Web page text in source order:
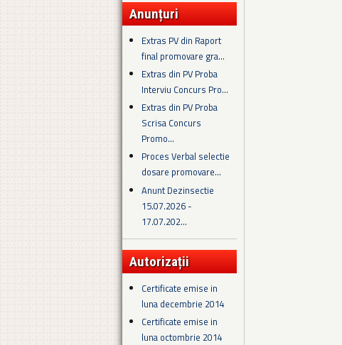
Anunțuri
Extras PV din Raport
final promovare gra...
Extras din PV Proba
Interviu Concurs Pro...
Extras din PV Proba
Scrisa Concurs
Promo...
Proces Verbal selectie
dosare promovare...
Anunt Dezinsectie
15.07.2026 -
17.07.202...
Autorizații
Certificate emise in
luna decembrie 2014
Certificate emise in
luna octombrie 2014